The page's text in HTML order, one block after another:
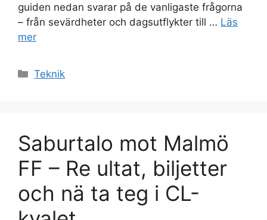
guiden nedan svarar på de vanligaste frågorna
– från sevärdheter och dagsutflykter till … Läs
mer
Kategorier
Teknik
Saburtalo mot Malmö
FF – Re ultat, biljetter
och nä ta teg i CL-